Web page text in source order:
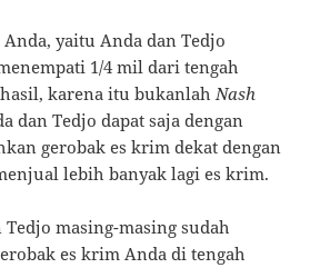
yaitu Anda dan Tedjo
1/4 mil dari tengah
karena itu bukanlahNash
dan Tedjo dapat saja dengan
gerobak es krim dekat dengan
lebih banyak lagi es krim.
masing-masing sudah
es krim Anda di tengah